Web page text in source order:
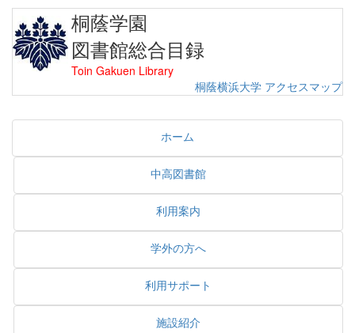
桐蔭学園
図書館総合目録
Toin Gakuen Library
桐蔭横浜大学 アクセスマップ
ホーム
中高図書館
利用案内
学外の方へ
利用サポート
施設紹介